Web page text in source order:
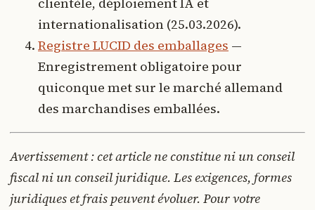
internationalisation (25.03.2026).
Registre LUCID des emballages —
Enregistrement obligatoire pour
quiconque met sur le marché allemand
des marchandises emballées.
Avertissement : cet article ne constitue ni un conseil
fiscal ni un conseil juridique. Les exigences, formes
juridiques et frais peuvent évoluer. Pour votre